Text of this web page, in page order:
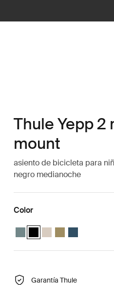
Thule Yepp 2
mount
asiento de bicicleta para
negro medianoche
Color
Thule Yepp 2 maxi Azul medio
Thule Yepp 2 maxi Negro
Thule Yepp 2 maxi
Thule Yepp 2 maxi
Thule Yepp 2
Garantía Thule